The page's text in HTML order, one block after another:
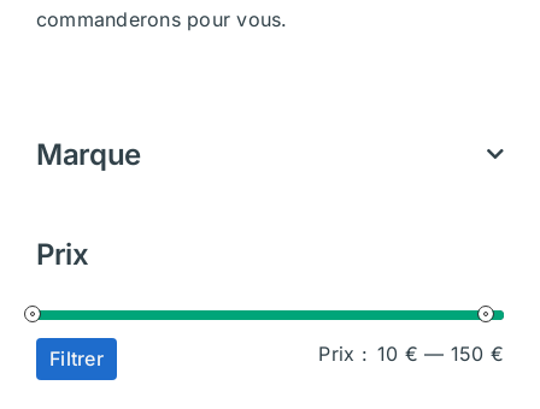
commanderons pour vous.
Marque
Prix
Filtrer Prix : 10 € — 150 €